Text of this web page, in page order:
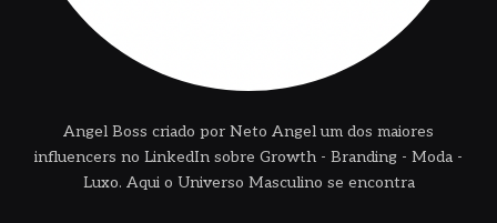
Angel Boss criado por Neto Angel um dos maiores
influencers no LinkedIn sobre Growth - Branding - Moda -
Luxo. Aqui o Universo Masculino se encontra